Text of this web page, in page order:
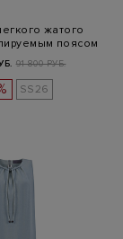
жатого
поясом
91 800 РУБ.
SS26